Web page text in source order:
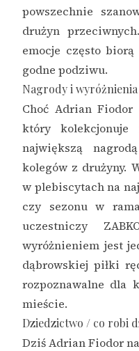
powszechnie
drużyn
emocje często
godne podziwu.
Nagrody i wyróżnienia
Choć Adrian
który kolekcjonuje
największą
kolegów z drużyny.
w plebiscytach na
czy sezonu w
uczestniczy
wyróżnieniem jest
dąbrowskiej piłki
rozpoznawalne dla
mieście.
Dziedzictwo / co robi
Dziś Adrian Fiodor